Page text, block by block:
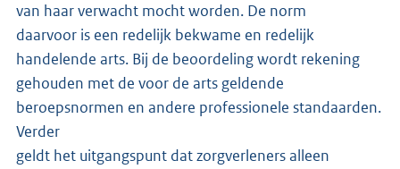
van haar verwacht mocht worden. De norm
daarvoor is een redelijk bekwame en redelijk
handelende arts. Bij de beoordeling wordt rekening
gehouden met de voor de arts geldende
beroepsnormen en andere professionele standaarden.
Verder
geldt het uitgangspunt dat zorgverleners alleen